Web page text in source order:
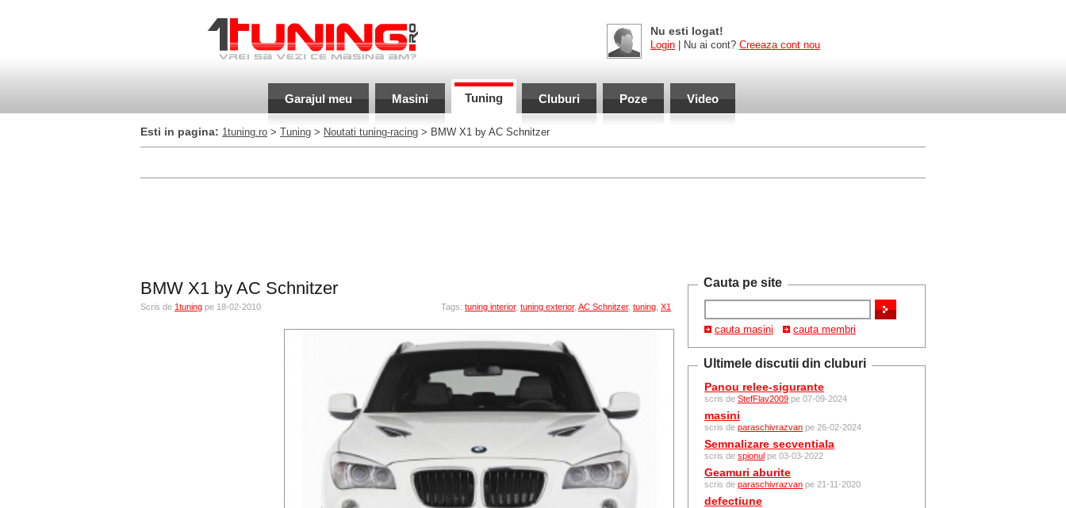
Nu esti logat!
Login | Nu ai cont? Creeaza cont nou
Garajul meu Masini Tuning Cluburi Poze Video
Esti in pagina: 1tuning.ro > Tuning > Noutati tuning-racing > BMW X1 by AC Schnitzer
Cauta pe site
cauta masini cauta membri
Ultimele discutii din cluburi
Panou relee-sigurante
scris de StefFlav2009 pe 07-09-2024
masini
scris de paraschivrazvan pe 26-02-2024
Semnalizare secventiala
scris de spionul pe 03-03-2022
Geamuri aburite
scris de paraschivrazvan pe 21-11-2020
defectiune
BMW X1 by AC Schnitzer
Scris de 1tuning pe 18-02-2010 Tags: tuning interior, tuning exterior, AC Schnitzer, tuning X1